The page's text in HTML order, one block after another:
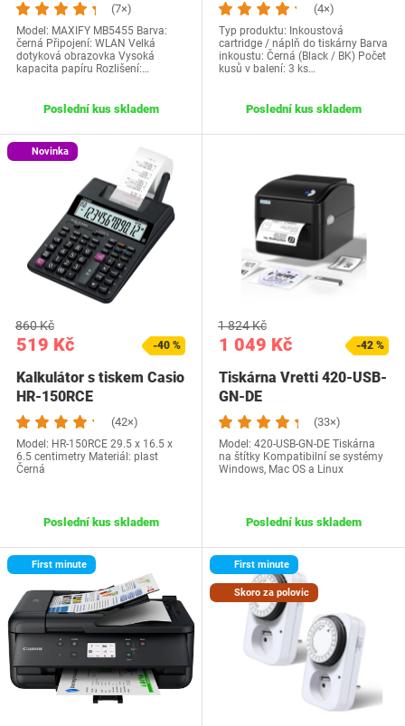
(7×)
Model: MAXIFY MB5455 Barva:
černá Připojení: WLAN Velká
dotyková obrazovka Vysoká
kapacita papíru Rozlišení:…
Poslední kus skladem
(4×)
Typ produktu: Inkoustová
cartridge / náplň do tiskárny Barva
inkoustu: Černá (Black / BK) Počet
kusů v balení: 3 ks…
Poslední kus skladem
Novinka
519 Kč
860 Kč
-40 %
Kalkulátor s tiskem Casio
HR-150RCE
(42×)
Model: HR-150RCE 29.5 x 16.5 x
6.5 centimetry Materiál: plast
‎Černá
Poslední kus skladem
1 049 Kč
1 824 Kč
-42 %
Tiskárna Vretti 420-USB-
GN-DE
(33×)
Model: 420-USB-GN-DE Tiskárna
na štítky Kompatibilní se systémy
Windows, Mac OS a Linux
Poslední kus skladem
First minute First minute
Skoro za polovic